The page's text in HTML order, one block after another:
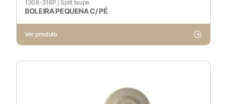
1308-316P Split taupe
BOLEIRA PEQUENA C/ PÉ
Ver produto
Cookies Necessários
Sempre ativado